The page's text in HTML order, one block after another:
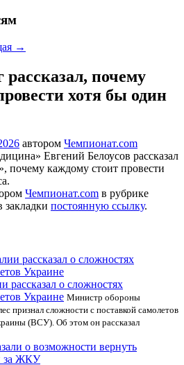
→
рассказал, почему
хотя бы один
автором Чемпионат.com
Евгений Белоусов рассказал
почему каждому стоит провести
Чемпионат.com в рубрике
закладки постоянную ссылку.
рассказал о сложностях
Украине Министр обороны
признал сложности с поставкой самолетов
(ВСУ). Об этом он рассказал